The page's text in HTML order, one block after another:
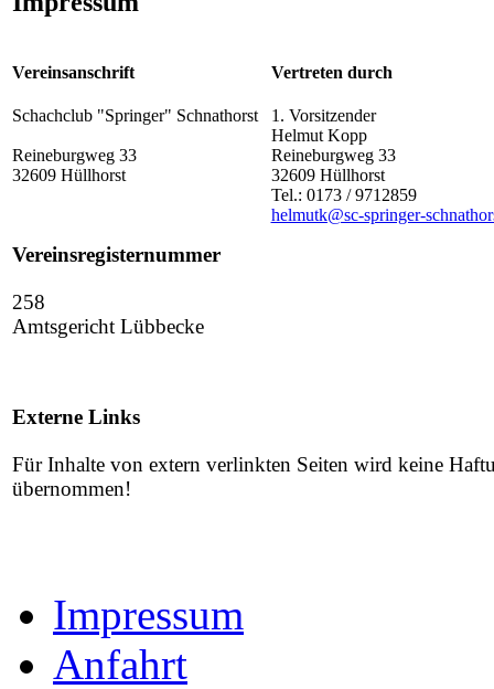
Vereinsanschrift
Schachclub "Springer" Schnathorst
Reineburgweg 33
32609 Hüllhorst
Vertreten durch
1. Vorsitzender
Helmut Kopp
Reineburgweg 33
32609 Hüllhorst
Tel.: 0173 / 9712859
helmutk@sc-springer-
Vereinsregisternummer
258
Amtsgericht Lübbecke
Externe Links
Für Inhalte von extern verlinkten Seiten wird keine
übernommen!
Impressum
Anfahrt